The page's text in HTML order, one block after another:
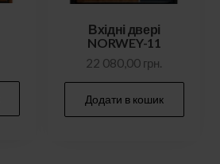
Вхідні двері
NORWEY-11
22 080,00 грн.
Додати в кошик